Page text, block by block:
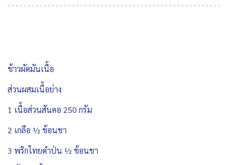
ข้าวผัดมันเนื้อ
ส่วนผสมเนื้อย่าง
1 เนื้อส่วนสันคอ 250 กรัม
2 เกลือ ½ ช้อนชา
3 พริกไทยดำป่น ½ ช้อนชา